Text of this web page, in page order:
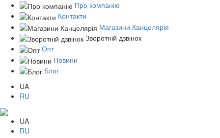
Про компанію
Контакти
Магазини Канцелярія
Зворотній дзвінок
Опт
Новини
Блог
UA
RU
UA
RU